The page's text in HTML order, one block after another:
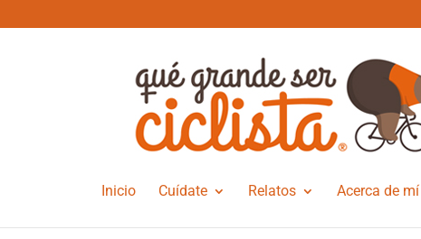
Inicio Cuídate Relatos Acerca de mí